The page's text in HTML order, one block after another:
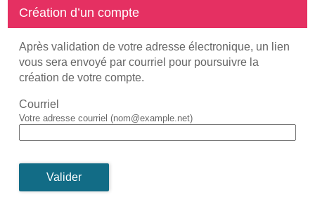
Création d’un compte
Après validation de votre adresse électronique, un lien
vous sera envoyé par courriel pour poursuivre la
création de votre compte.
Courriel
Votre adresse courriel (nom@example.net)
Valider